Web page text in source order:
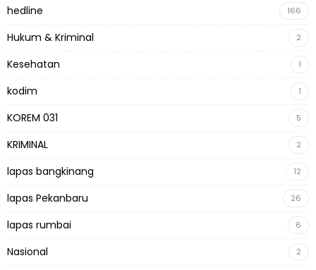
hedline 166
Hukum & Kriminal 2
Kesehatan 1
kodim 1
KOREM 031 5
KRIMINAL 2
lapas bangkinang 12
lapas Pekanbaru 26
lapas rumbai 6
Nasional 2